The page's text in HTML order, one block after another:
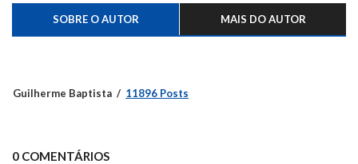
SOBRE O AUTOR MAIS DO AUTOR
Guilherme Baptista 11896 Posts
0 COMENTÁRIOS